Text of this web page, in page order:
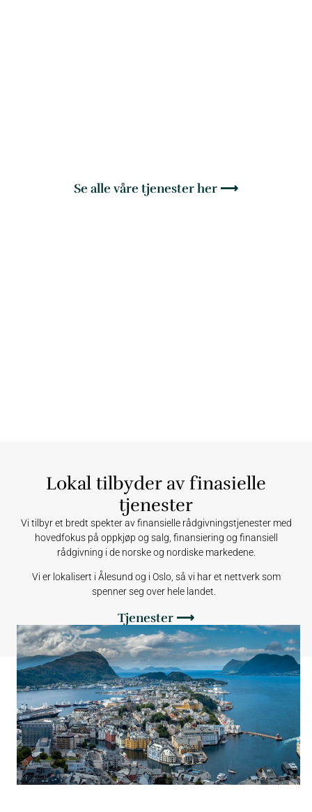
Se alle våre tjenester her ⟶
Lokal tilbyder av finasielle
tjenester
Vi tilbyr et bredt spekter av finansielle rådgivningstjenester med
hovedfokus på oppkjøp og salg, finansiering og finansiell
rådgivning i de norske og nordiske markedene.
Vi er lokalisert i Ålesund og i Oslo, så vi har et nettverk som
spenner seg over hele landet.
Tjenester ⟶